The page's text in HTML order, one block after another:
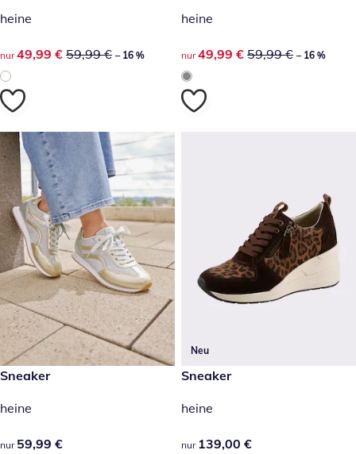
heine
reduzierter Preis 49,99 €, vorheriger Preis: 59,99 €
nur 49,99 € 59,99 € – 16 %
heine
reduzierter Preis 49,99 €,
nur 49,99 € 59,99 € – 16 %
59,99 €
Sneaker
heine
59,99 €
nur 59,99 €
Neu
139,00 €
Sneaker
heine
139,00 €
nur 139,00 €